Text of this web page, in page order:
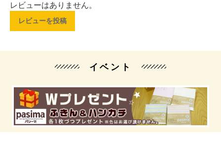
レビューはありません。
レビューを投稿
イベント